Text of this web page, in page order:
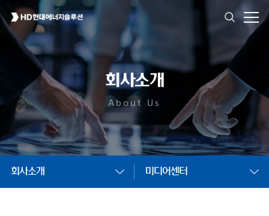
회사소개
About Us
회사소개 미디어센터